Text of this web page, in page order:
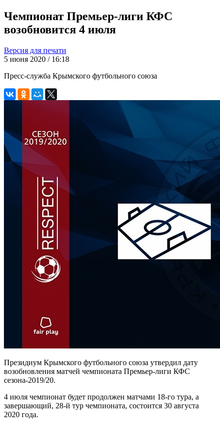
Чемпионат Премьер-лиги КФС
возобновится 4 июля
Версия для печати
5 июня 2020 / 16:18
Пресс-служба Крымского футбольного союза
Президиум Крымского футбольного союза утвердил дату
возобновления матчей чемпионата Премьер-лиги КФС
сезона-2019/20.
4 июля чемпионат будет продолжен матчами 18-го тура, а
завершающий, 28-й тур чемпионата, состоится 30 августа
2020 года.